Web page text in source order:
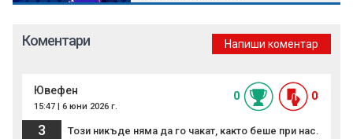
Коментари Напиши коментар
Ювефен
15:47 | 6 юни 2026 г.
0 0
3 Този никъде няма да го чакат, както беше при нас.